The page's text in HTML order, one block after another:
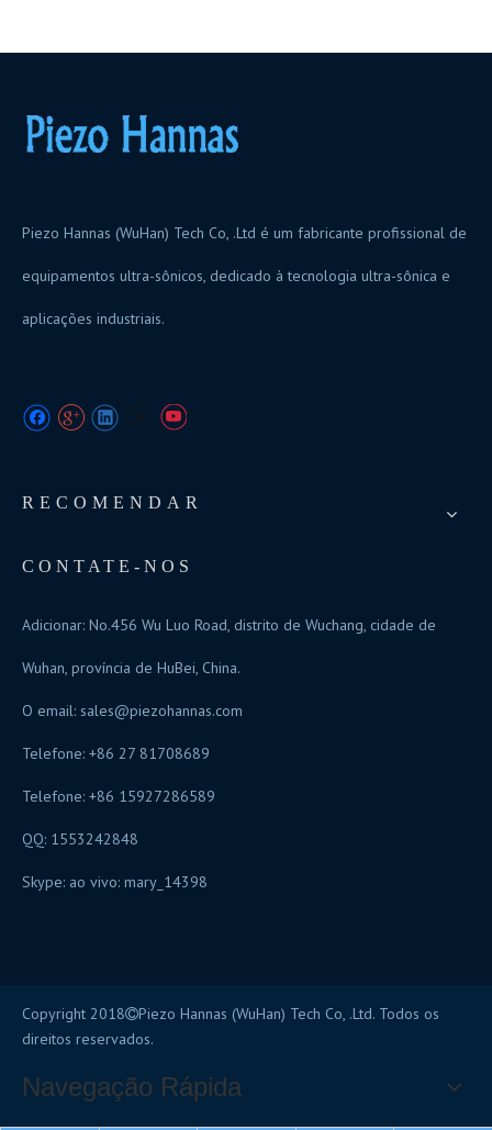
Piezo Hannas (WuHan) Tech Co, .Ltd é um fabricante profissional de
equipamentos ultra-sônicos, dedicado à tecnologia ultra-sônica e
aplicações industriais.
RECOMENDAR
CONTATE-NOS
Adicionar: No.456 Wu Luo Road, distrito de Wuchang, cidade de
Wuhan, província de HuBei, China.
O email: sales@piezohannas.com
Telefone: +86 27 81708689
Telefone: +86 15927286589
QQ: 1553242848
Skype: ao vivo: mary_14398
Copyright 2018Piezo Hannas (WuHan) Tech Co, .Ltd. Todos os
direitos reservados.
Navegação Rápida